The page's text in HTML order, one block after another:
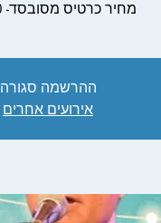
מחיר כרטיס מסובסד- 80 ש"ח
ההרשמה סגורה
אירועים אחרים